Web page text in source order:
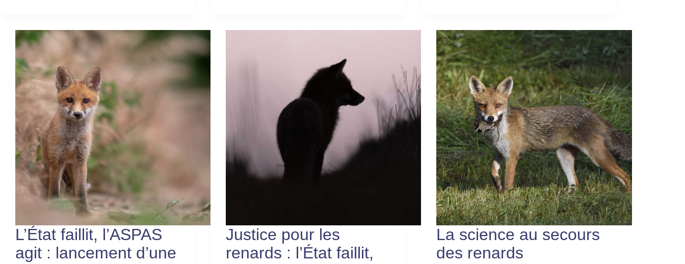
L’État faillit, l’ASPAS
agit : lancement d’une
Justice pour les
renards : l’État faillit,
La science au secours
des renards